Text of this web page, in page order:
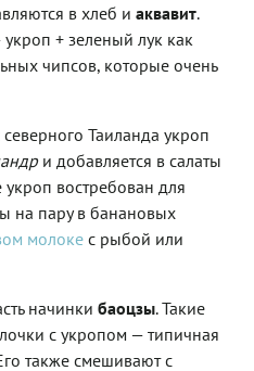
в хлеб и аквавит.
+ зеленый лук как
чипсов, которые очень
Таиланда укроп
и добавляется в салаты
укроп востребован для
на пару в банановых
молоке с рыбой или
начинки баоцзы. Такие
с укропом — типичная
также смешивают с